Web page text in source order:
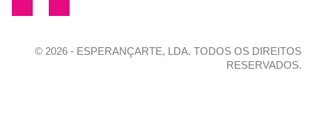
© 2026 - ESPERANÇARTE, LDA. TODOS OS DIREITOS
RESERVADOS.